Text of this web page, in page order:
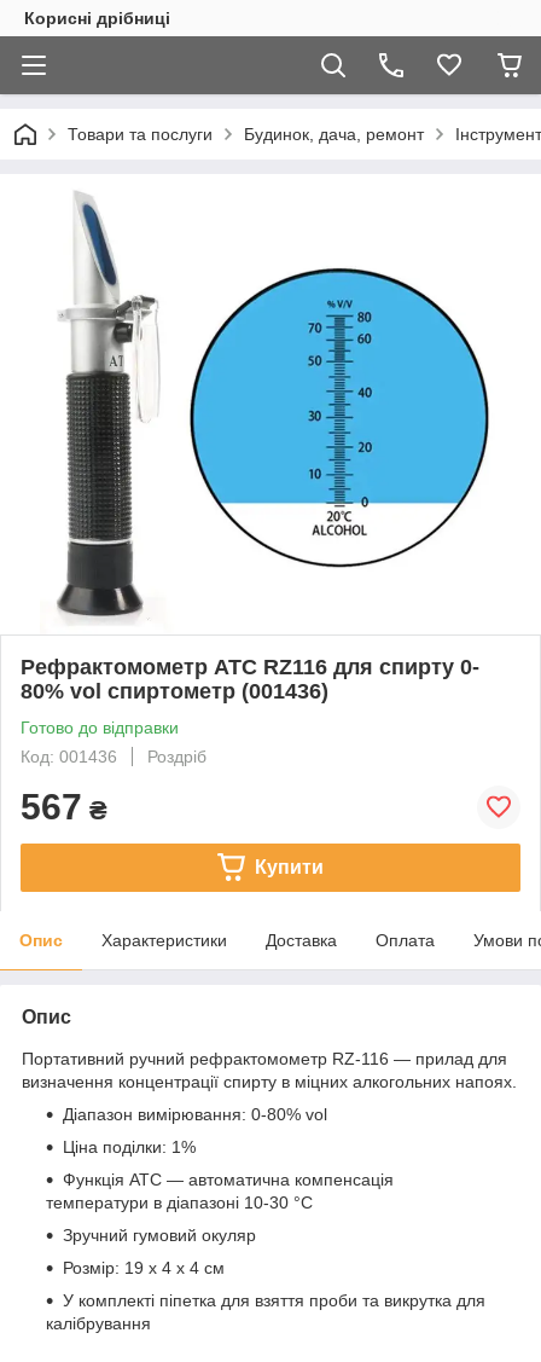
Корисні дрібниці
Товари та послуги Будинок, дача, ремонт
Рефрактомометр ATC RZ116 для спирту 0-
80% vol спиртометр (001436)
Готово до відправки
Код: 001436
Роздріб
567 ₴
Купити
Опис Характеристики Доставка Оплата Умови
Опис
Портативний ручний рефрактомометр RZ-116 — прилад для
визначення концентрації спирту в міцних алкогольних напоях.
Діапазон вимірювання: 0-80% vol
Ціна поділки: 1%
Функція ATC — автоматична компенсація
температури в діапазоні 10-30 °C
Зручний гумовий окуляр
Розмір: 19 х 4 х 4 см
У комплекті піпетка для взяття проби та викрутка для
калібрування